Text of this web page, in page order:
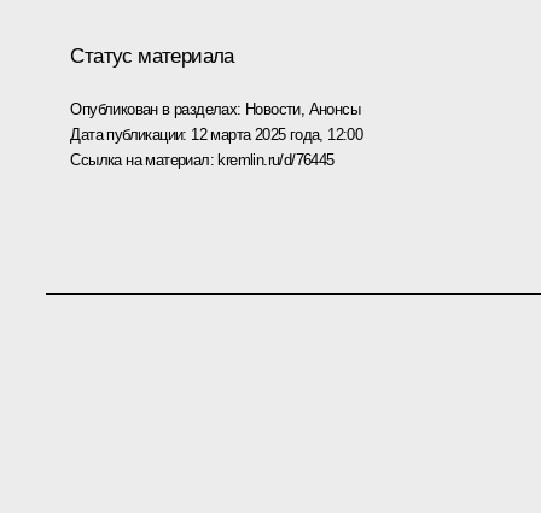
Статус материала
Опубликован в разделах: Новости, Анонсы
Дата публикации: 12 марта 2025 года, 12:00
Ссылка на материал:kremlin.ru/d/76445